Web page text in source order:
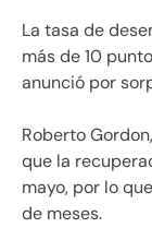
La tasa de
más de 10
anunció por
Roberto
que la
mayo, por lo
de meses.